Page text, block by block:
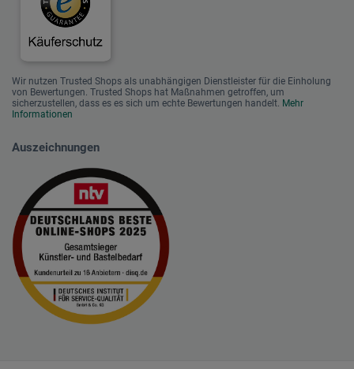
Wir nutzen Trusted Shops als unabhängigen Dienstleister für die Einholung
von Bewertungen. Trusted Shops hat Maßnahmen getroffen, um
sicherzustellen, dass es es sich um echte Bewertungen handelt. Mehr
Informationen
Auszeichnungen